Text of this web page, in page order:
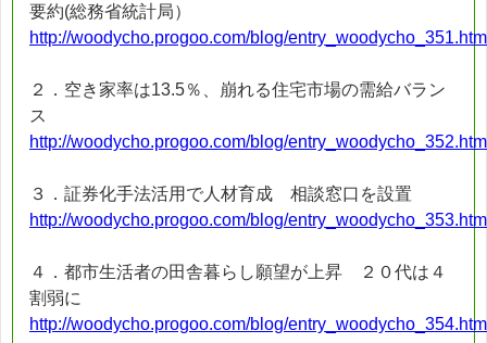
要約(総務省統計局）
http://woodycho.progoo.com/blog/
２．空き家率は13.5％、崩れる住宅市場の需給バラン
ス
http://woodycho.progoo.com/blog/
３．証券化手法活用で人材育成 相談窓口を設置
http://woodycho.progoo.com/blog/
４．都市生活者の田舎暮らし願望が上昇 ２０代は４
割弱に
http://woodycho.progoo.com/blog/